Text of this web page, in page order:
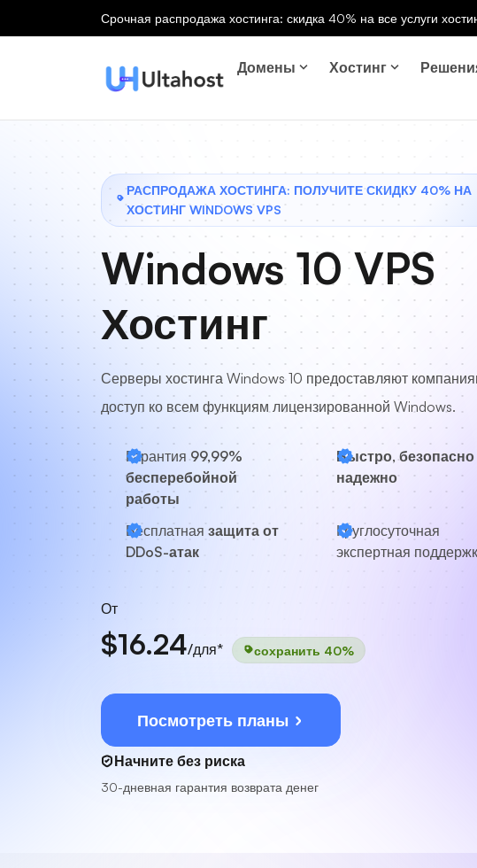
Срочная распродажа хостинга: скидка 40% на все услуги
Домены Хостинг
РАСПРОДАЖА ХОСТИНГА: ПОЛУЧИТЕ СКИДКУ 40% НА
ХОСТИНГ WINDOWS VPS
Windows 10 VPS
Хостинг
Серверы хостинга Windows 10 предоставляют
доступ ко всем функциям лицензированной Windows.
Гарантия99,99%
бесперебойной
работы
Быстро, безопасно
надежно
Бесплатная защита от
DDoS-атак
Круглосуточная
экспертная
От
$16.24/для* сохранить 40%
Посмотреть планы
Начните без риска
30-дневная гарантия возврата денег